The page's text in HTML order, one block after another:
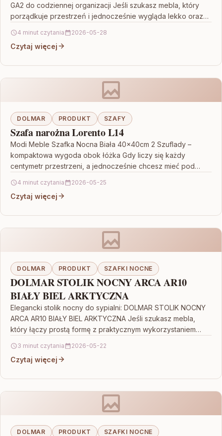
GA2 do codziennej organizacji Jeśli szukasz mebla, który
porządkuje przestrzeń i jednocześnie wygląda lekko oraz
4 minut czytania 2026-05-28
Czytaj więcej
DOLMAR PRODUKT SZAFY
Szafa narożna Lorento L14
Modi Meble Szafka Nocna Biała 40x40cm 2 Szuflady –
kompaktowa wygoda obok łóżka Gdy liczy się każdy
centymetr przestrzeni, a jednocześnie chcesz mieć pod…
4 minut czytania 2026-05-25
Czytaj więcej
DOLMAR PRODUKT SZAFKI NOCNE
DOLMAR STOLIK NOCNY ARCA AR10
BIAŁY BIEL ARKTYCZNA
Elegancki stolik nocny do sypialni: DOLMAR STOLIK NOCNY
ARCA AR10 BIAŁY BIEL ARKTYCZNA Jeśli szukasz mebla,
który łączy prostą formę z praktycznym wykorzystaniem
3 minut czytania 2026-05-22
Czytaj więcej
DOLMAR PRODUKT SZAFKI NOCNE